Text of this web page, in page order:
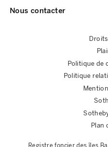
Nous contacter
Politique de
Politique
Plan
Registre foncier des îles